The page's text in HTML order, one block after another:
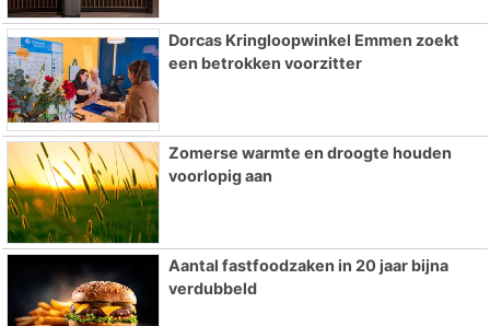
Dorcas Kringloopwinkel Emmen zoekt
een betrokken voorzitter
Zomerse warmte en droogte houden
voorlopig aan
Aantal fastfoodzaken in 20 jaar bijna
verdubbeld